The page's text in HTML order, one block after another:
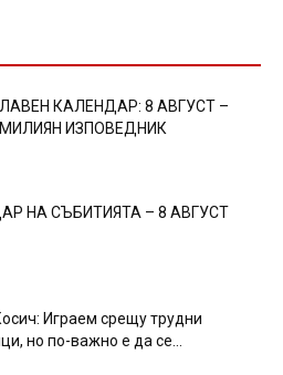
КАЛЕНДАР: 8 АВГУСТ –
ИЗПОВЕДНИК
НА СЪБИТИЯТА – 8 АВГУСТ
Играем срещу трудни
но по-важно е да се...